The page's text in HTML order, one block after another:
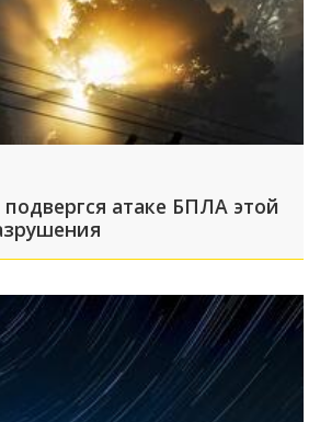
атаке БПЛА этой